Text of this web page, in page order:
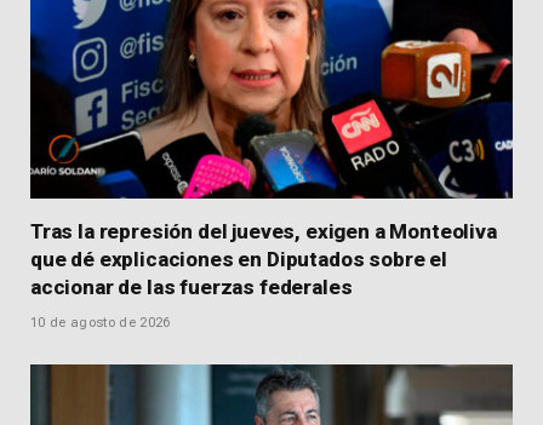
Tras la represión del jueves, exigen a Monteoliva
que dé explicaciones en Diputados sobre el
accionar de las fuerzas federales
10 de agosto de 2026